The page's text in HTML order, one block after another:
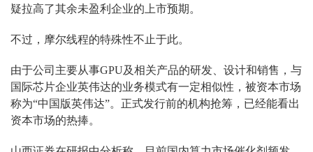
疑拉高了其余未盈利企业的上市预期。
不过，摩尔线程的特殊性不止于此。
由于公司主要从事GPU及相关产品的研发、设计和销售，与
国际芯片企业英伟达的业务模式有一定相似性，被资本市场
称为“中国版英伟达”。正式发行前的机构抢筹，已经能看出
资本市场的热捧。